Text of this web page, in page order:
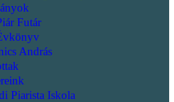
Futár
András
Piarista Iskola